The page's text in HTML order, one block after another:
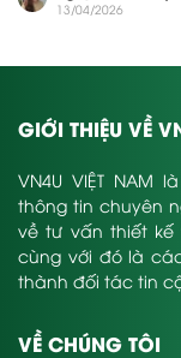
13/04/2026
GIỚI THIỆU VỀ
VN4U VIỆT
thông tin chuyên
về tư vấn thiết kế
cùng với đó là
thành đối tác tin
VỀ CHÚNG TÔI